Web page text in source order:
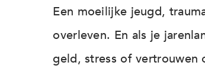
Een moeilijke jeugd,
overleven. En als je
geld, stress of vertrouwen